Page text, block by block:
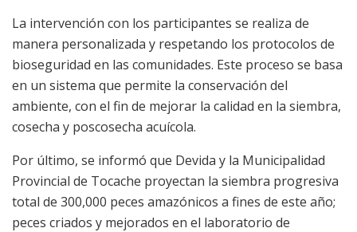
La intervención con los participantes se realiza de
manera personalizada y respetando los protocolos de
bioseguridad en las comunidades. Este proceso se basa
en un sistema que permite la conservación del
ambiente, con el fin de mejorar la calidad en la siembra,
cosecha y poscosecha acuícola.
Por último, se informó que Devida y la Municipalidad
Provincial de Tocache proyectan la siembra progresiva
total de 300,000 peces amazónicos a fines de este año;
peces criados y mejorados en el laboratorio de